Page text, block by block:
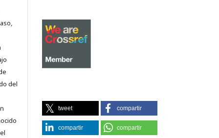
del
tweet compartir
compartir compartir